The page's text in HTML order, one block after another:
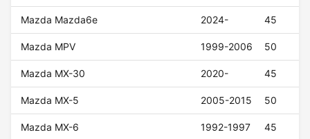
Mazda Mazda6e 2024- 45
Mazda MPV 1999-2006 50
Mazda MX-30 2020- 45
Mazda MX-5 2005-2015 50
Mazda MX-6 1992-1997 45